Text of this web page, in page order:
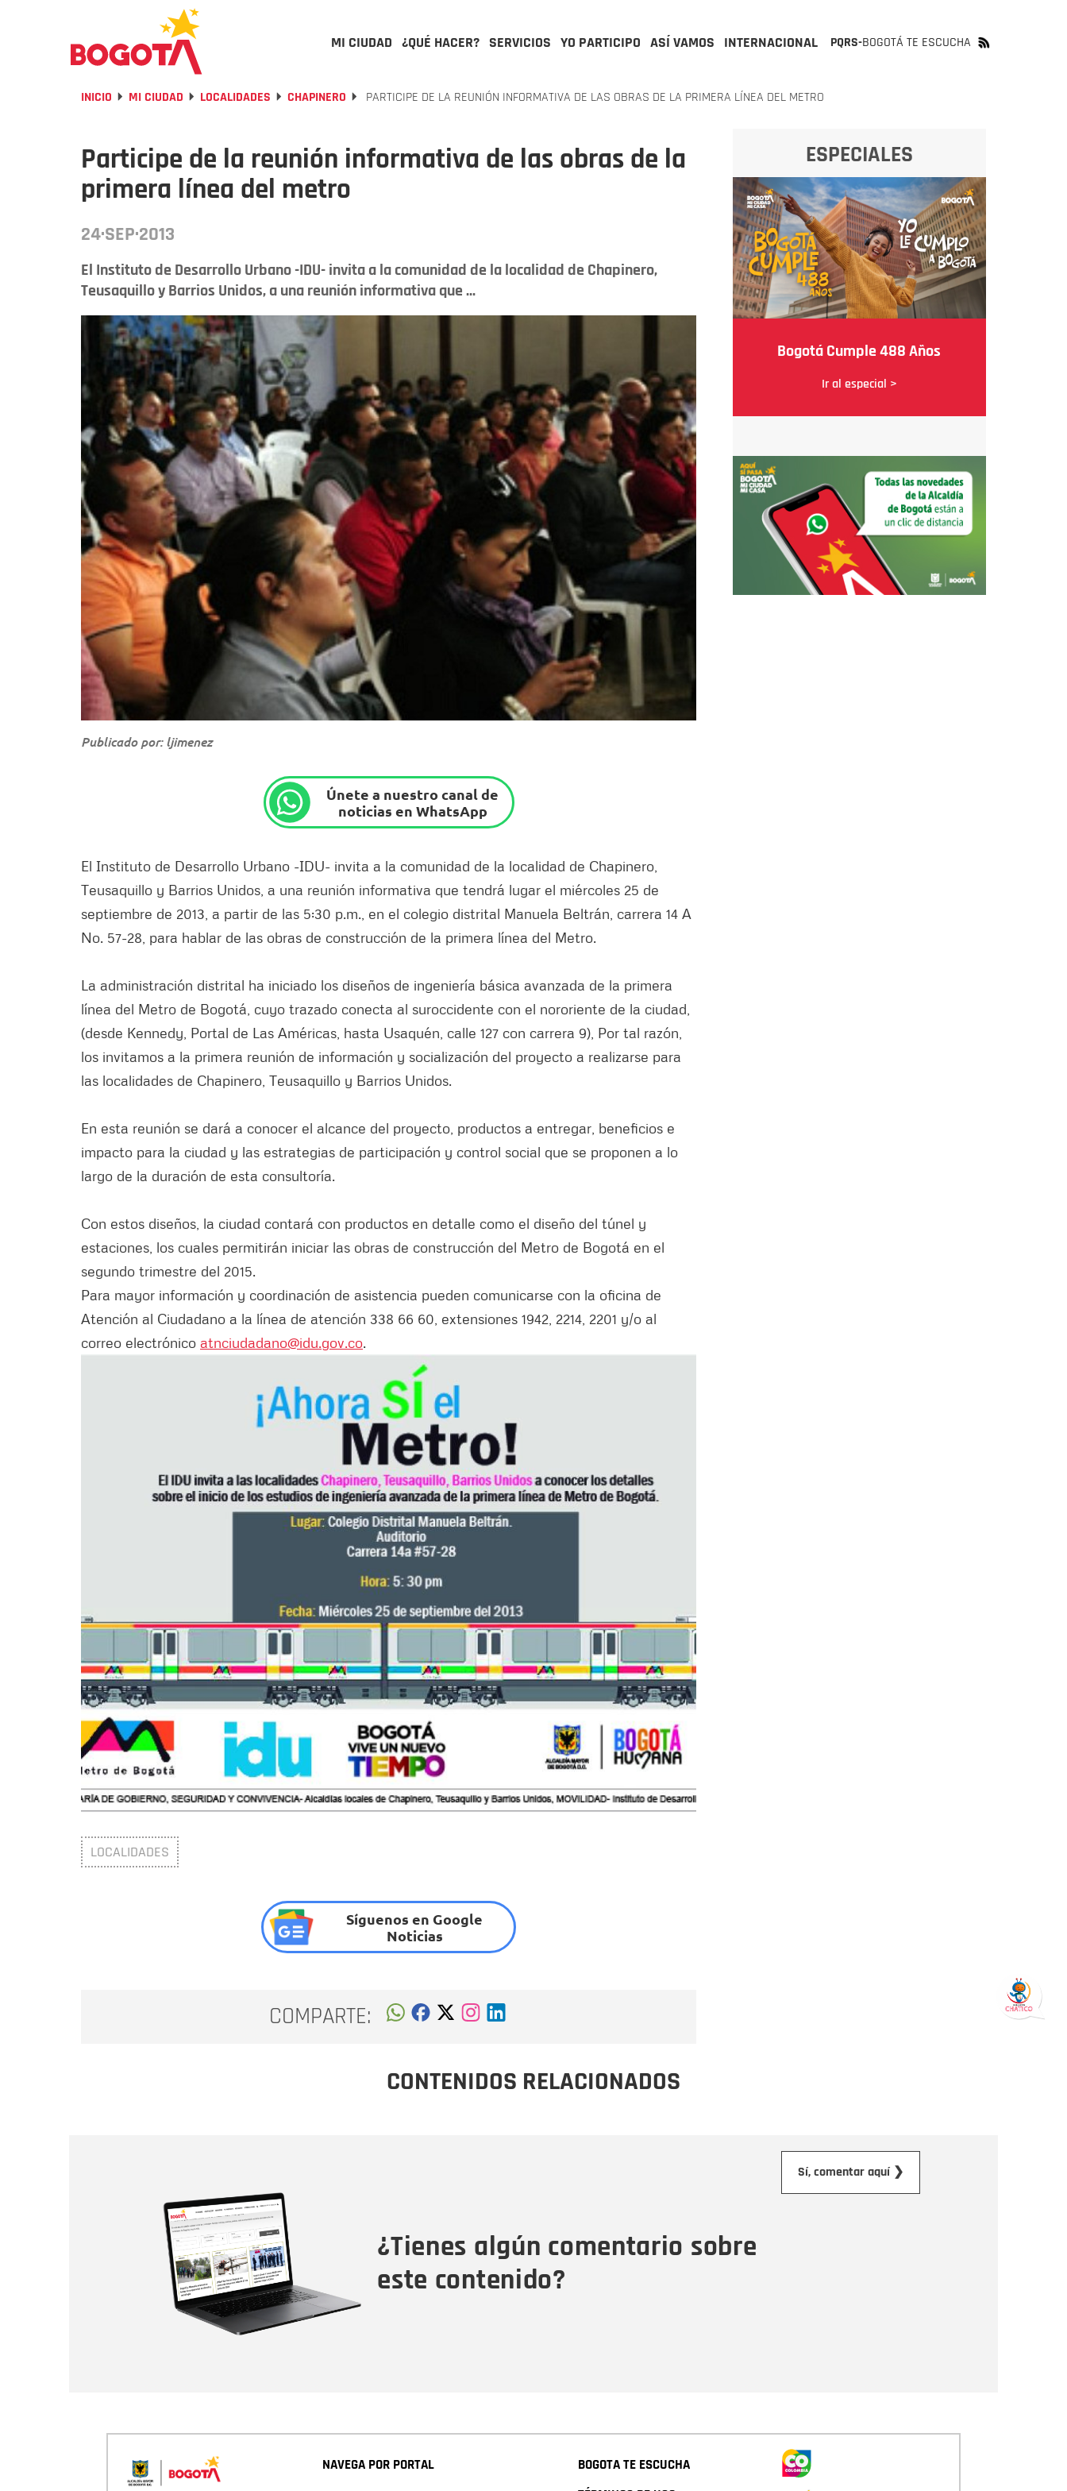
MI CIUDAD ¿QUÉ HACER? SERVICIOS YO PARTICIPO ASÍ VAMOS INTERNACIONAL PQRS-BOGOTÁ TE ESCUCHA
INICIO MI CIUDAD LOCALIDADES CHAPINERO PARTICIPE DE LA REUNIÓN INFORMATIVA DE LAS OBRAS DE LA PRIMERA LÍNEA DEL METRO
Participe de la reunión informativa de las obras de la
primera línea del metro
24·SEP·2013
El Instituto de Desarrollo Urbano -IDU- invita a la comunidad de la localidad de Chapinero,
Teusaquillo y Barrios Unidos, a una reunión informativa que ...
Publicado por: ljimenez
Únete a nuestro canal de
noticias en WhatsApp
El Instituto de Desarrollo Urbano -IDU- invita a la comunidad de la localidad de Chapinero,
Teusaquillo y Barrios Unidos, a una reunión informativa que tendrá lugar el miércoles 25 de
septiembre de 2013, a partir de las 5:30 p.m., en el colegio distrital Manuela Beltrán, carrera 14 A
No. 57-28, para hablar de las obras de construcción de la primera línea del Metro.
La administración distrital ha iniciado los diseños de ingeniería básica avanzada de la primera
línea del Metro de Bogotá, cuyo trazado conecta al suroccidente con el nororiente de la ciudad,
(desde Kennedy, Portal de Las Américas, hasta Usaquén, calle 127 con carrera 9), Por tal razón,
los invitamos a la primera reunión de información y socialización del proyecto a realizarse para
las localidades de Chapinero, Teusaquillo y Barrios Unidos.
En esta reunión se dará a conocer el alcance del proyecto, productos a entregar, beneficios e
impacto para la ciudad y las estrategias de participación y control social que se proponen a lo
largo de la duración de esta consultoría.
Con estos diseños, la ciudad contará con productos en detalle como el diseño del túnel y
estaciones, los cuales permitirán iniciar las obras de construcción del Metro de Bogotá en el
segundo trimestre del 2015.
Para mayor información y coordinación de asistencia pueden comunicarse con la oficina de
Atención al Ciudadano a la línea de atención 338 66 60, extensiones 1942, 2214, 2201 y/o al
correo electrónico atnciudadano@idu.gov.co.
LOCALIDADES
Síguenos en Google
Noticias
COMPARTE:
ESPECIALES
Bogotá Cumple 488 Años
Ir al especial >
CONTENIDOS RELACIONADOS
¿Tienes algún comentario sobre
este contenido?
Sí, comentar aquí ❯
NAVEGA POR PORTAL
BOGOTA TE ESCUCHA